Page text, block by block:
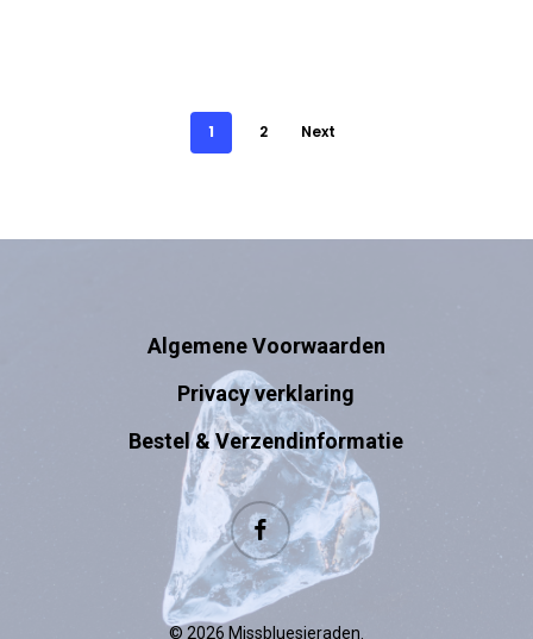
1 2 Next
Algemene Voorwaarden
Privacy verklaring
Bestel & Verzendinformatie
facebook
© 2026 Missbluesieraden.